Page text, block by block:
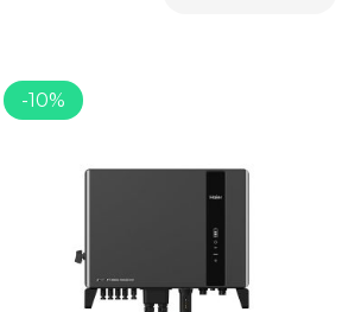
-10%